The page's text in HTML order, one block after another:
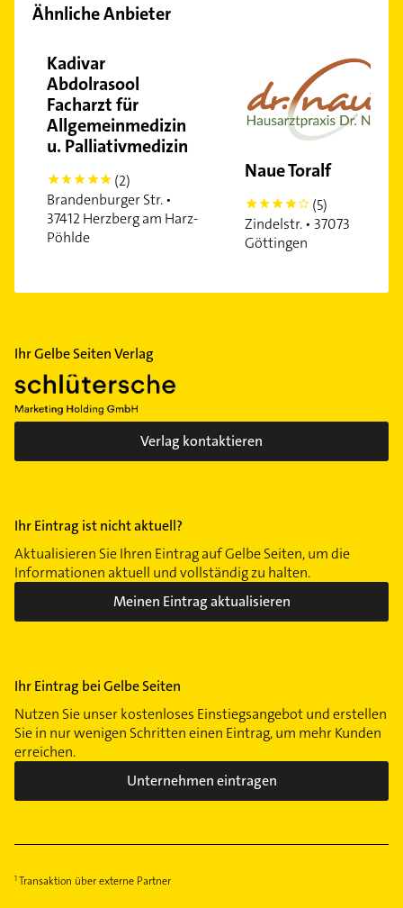
Ähnliche Anbieter
Kadivar
Abdolrasool
Facharzt für
Allgemeinmedizin
u. Palliativmedizin
5
(2)
Brandenburger Str. •
37412 Herzberg am Harz-
Pöhlde
Naue Toralf
4
(5)
Zindelstr. • 37073
Göttingen
Ihr Gelbe Seiten Verlag
Verlag kontaktieren
Ihr Eintrag ist nicht aktuell?
Aktualisieren Sie Ihren Eintrag auf Gelbe Seiten, um die
Informationen aktuell und vollständig zu halten.
Meinen Eintrag aktualisieren
Ihr Eintrag bei Gelbe Seiten
Nutzen Sie unser kostenloses Einstiegsangebot und erstellen
Sie in nur wenigen Schritten einen Eintrag, um mehr Kunden
erreichen.
Unternehmen eintragen
Transaktion über externe Partner